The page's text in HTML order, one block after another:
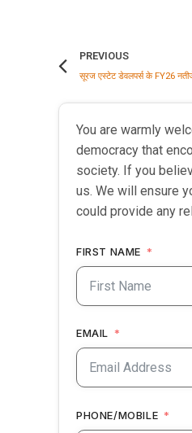
PREVIOUS
सूरज एस्टेट डेवलपर्स के FY26
You are warmly
democracy that
society. If you
us. We will ensure
could provide any
FIRST NAME
EMAIL
PHONE/MOBILE